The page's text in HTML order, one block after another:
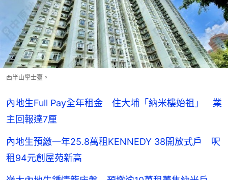
西半山學士臺。
內地生Full Pay全年租金 住大埔「納米樓始祖」 業
主回報達7厘
內地生預繳一年25.8萬租KENNEDY 38開放式戶 呎
租94元創屋苑新高